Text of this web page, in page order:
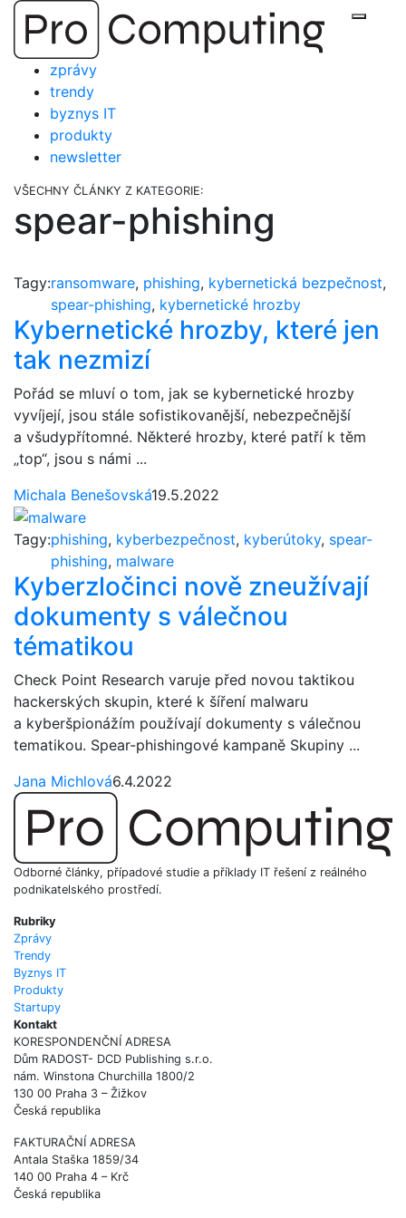
Přejít
obsah
zprávy
trendy
byznys IT
produkty
newsletter
VŠECHNY ČLÁNKY Z KATEGORIE:
spear-phishing
Tagy:ransomware, phishing, kybernetická bezpečnost,
spear-phishing, kybernetické hrozby
Kybernetické hrozby, které jen
tak nezmizí
Pořád se mluví o tom, jak se kybernetické hrozby
vyvíjejí, jsou stále sofistikovanější, nebezpečnější
a všudypřítomné. Některé hrozby, které patří k těm
„top“, jsou s námi ...
Michala Benešovská19.5.2022
Tagy:phishing, kyberbezpečnost, kyberútoky, spear-
phishing, malware
Kyberzločinci nově zneužívají
dokumenty s válečnou
tématikou
Check Point Research varuje před novou taktikou
hackerských skupin, které k šíření malwaru
a kyberšpionážím používají dokumenty s válečnou
tematikou. Spear-phishingové kampaně Skupiny ...
Jana Michlová6.4.2022
Odborné články, případové studie a příklady IT řešení z reálného
podnikatelského prostředí.
Rubriky
Zprávy
Trendy
Byznys IT
Produkty
Startupy
Kontakt
KORESPONDENČNÍ ADRESA
Dům RADOST- DCD Publishing s.r.o.
nám. Winstona Churchilla 1800/2
130 00 Praha 3 – Žižkov
Česká republika
FAKTURAČNÍ ADRESA
Antala Staška 1859/34
140 00 Praha 4 – Krč
Česká republika